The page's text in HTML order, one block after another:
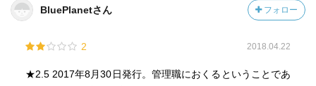
BluePlanetさん フォロー
2 2018.04.22
★2.5 2017年8月30日発行。管理職におくるということであ